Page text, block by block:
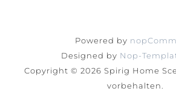
Powered by
Designed by Nop-
Copyright © 2026 Spirig Home
vorbehalten.